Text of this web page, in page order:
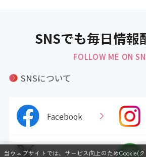
SNSでも毎日情報
FOLLOW ME ON
SNSについて
Facebook
X
当ウェブサイトでは、サービス向上のためCookie(